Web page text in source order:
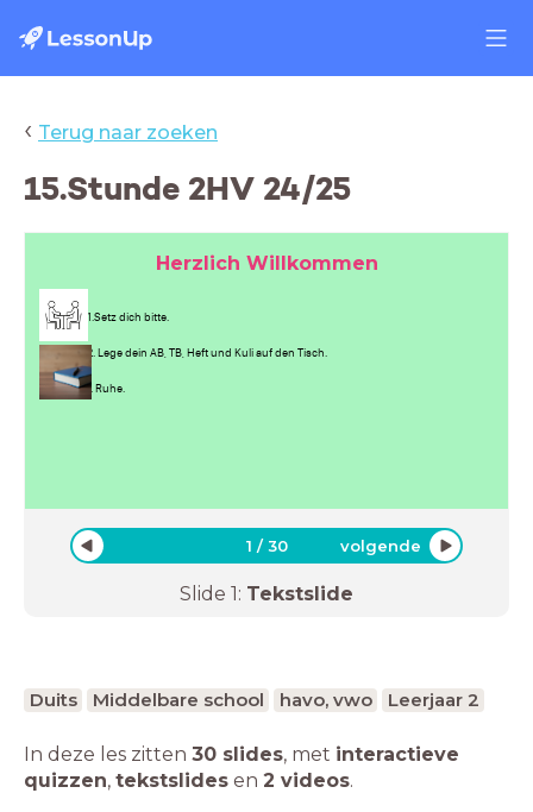
‹ Terug naar zoeken
15.Stunde 2HV 24/25
Herzlich Willkommen
1.Setz dich bitte.
2. Lege dein AB, TB, Heft und Kuli auf den Tisch.
3. Ruhe.
1 /30 volgende
Slide 1: Tekstslide
Duits Middelbare school havo, vwo Leerjaar 2
In deze les zitten 30 slides, met interactieve
quizzen, tekstslides en 2 videos.